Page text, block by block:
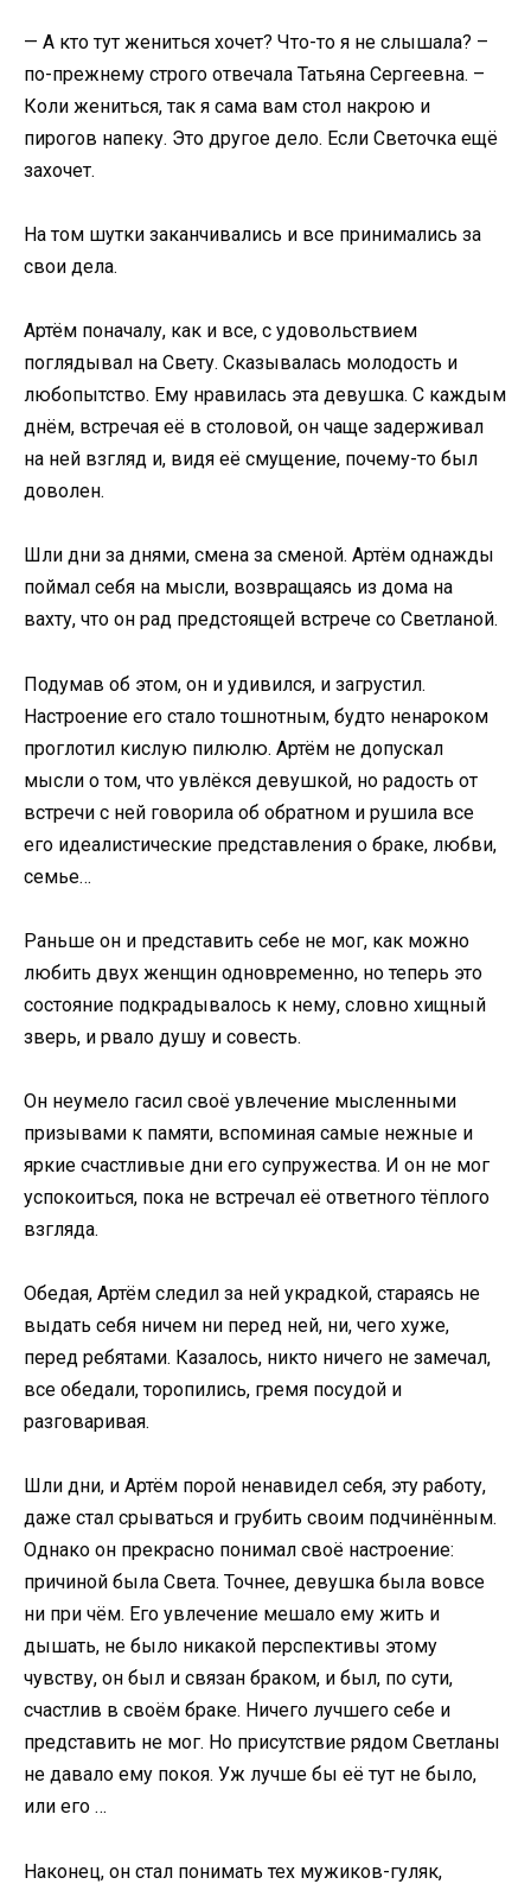
— А кто тут жениться хочет? Что-то я не слышала? –
по-прежнему строго отвечала Татьяна Сергеевна. –
Коли жениться, так я сама вам стол накрою и
пирогов напеку. Это другое дело. Если Светочка ещё
захочет.
На том шутки заканчивались и все принимались за
свои дела.
Артём поначалу, как и все, с удовольствием
поглядывал на Свету. Сказывалась молодость и
любопытство. Ему нравилась эта девушка. С каждым
днём, встречая её в столовой, он чаще задерживал
на ней взгляд и, видя её смущение, почему-то был
доволен.
Шли дни за днями, смена за сменой. Артём однажды
поймал себя на мысли, возвращаясь из дома на
вахту, что он рад предстоящей встрече со Светланой.
Подумав об этом, он и удивился, и загрустил.
Настроение его стало тошнотным, будто ненароком
проглотил кислую пилюлю. Артём не допускал
мысли о том, что увлёкся девушкой, но радость от
встречи с ней говорила об обратном и рушила все
его идеалистические представления о браке, любви,
семье…
Раньше он и представить себе не мог, как можно
любить двух женщин одновременно, но теперь это
состояние подкрадывалось к нему, словно хищный
зверь, и рвало душу и совесть.
Он неумело гасил своё увлечение мысленными
призывами к памяти, вспоминая самые нежные и
яркие счастливые дни его супружества. И он не мог
успокоиться, пока не встречал её ответного тёплого
взгляда.
Обедая, Артём следил за ней украдкой, стараясь не
выдать себя ничем ни перед ней, ни, чего хуже,
перед ребятами. Казалось, никто ничего не замечал,
все обедали, торопились, гремя посудой и
разговаривая.
Шли дни, и Артём порой ненавидел себя, эту работу,
даже стал срываться и грубить своим подчинённым.
Однако он прекрасно понимал своё настроение:
причиной была Света. Точнее, девушка была вовсе
ни при чём. Его увлечение мешало ему жить и
дышать, не было никакой перспективы этому
чувству, он был и связан браком, и был, по сути,
счастлив в своём браке. Ничего лучшего себе и
представить не мог. Но присутствие рядом Светланы
не давало ему покоя. Уж лучше бы её тут не было,
или его …
Наконец, он стал понимать тех мужиков-гуляк,